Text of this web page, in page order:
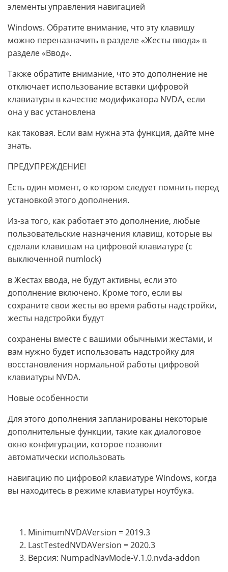
элементы управления навигацией
Windows. Обратите внимание, что эту клавишу
можно переназначить в разделе «Жесты ввода» в
разделе «Ввод».
Также обратите внимание, что это дополнение не
отключает использование вставки цифровой
клавиатуры в качестве модификатора NVDA, если
она у вас установлена
как таковая. Если вам нужна эта функция, дайте мне
знать.
ПРЕДУПРЕЖДЕНИЕ!
Есть один момент, о котором следует помнить перед
установкой этого дополнения.
Из-за того, как работает это дополнение, любые
пользовательские назначения клавиш, которые вы
сделали клавишам на цифровой клавиатуре (с
выключенной numlock)
в Жестах ввода, не будут активны, если это
дополнение включено. Кроме того, если вы
сохраните свои жесты во время работы надстройки,
жесты надстройки будут
сохранены вместе с вашими обычными жестами, и
вам нужно будет использовать надстройку для
восстановления нормальной работы цифровой
клавиатуры NVDA.
Новые особенности
Для этого дополнения запланированы некоторые
дополнительные функции, такие как диалоговое
окно конфигурации, которое позволит
автоматически использовать
навигацию по цифровой клавиатуре Windows, когда
вы находитесь в режиме клавиатуры ноутбука.
MinimumNVDAVersion = 2019.3
LastTestedNVDAVersion = 2020.3
Версия: NumpadNavMode-V.1.0.nvda-addon